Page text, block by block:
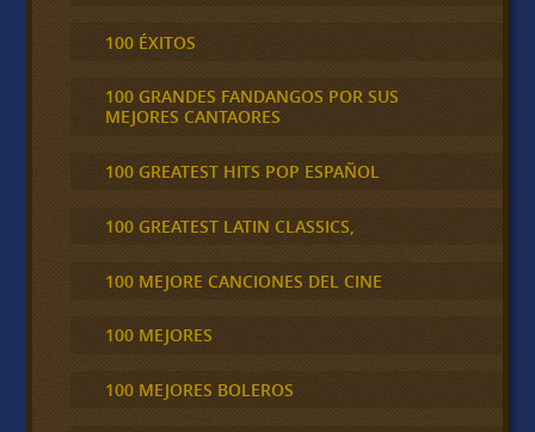
100 ÉXITOS
100 GRANDES FANDANGOS POR SUS
MEJORES CANTAORES
100 GREATEST HITS POP ESPAÑOL
100 GREATEST LATIN CLASSICS,
100 MEJORE CANCIONES DEL CINE
100 MEJORES
100 MEJORES BOLEROS